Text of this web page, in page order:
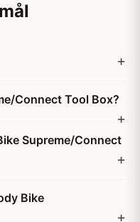
Connect Tool Box?
Supreme/Connect
Bike